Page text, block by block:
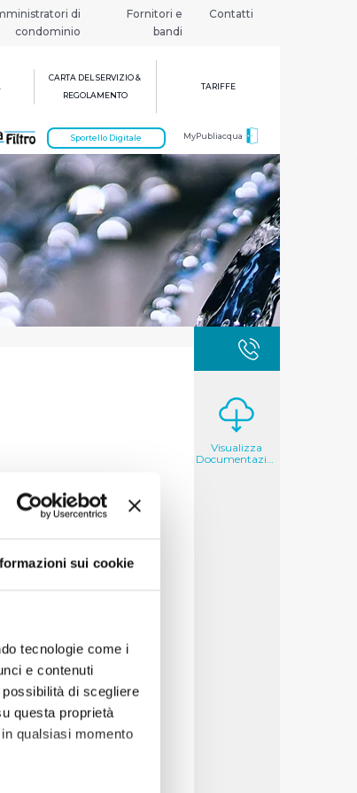
sui cookie
tecnologie come i
e contenuti
di scegliere
questa proprietà
qualsiasi momento
di
condominio
Fornitori e
bandi
Contatti
CARTA DEL SERVIZIO &
REGOLAMENTO
TARIFFE
MyPubliacqua
Sportello Digitale
di
Acqua di
chiari, semplici e
Publiacqua ha
buona e sicura.
Visualizza
Documentazione